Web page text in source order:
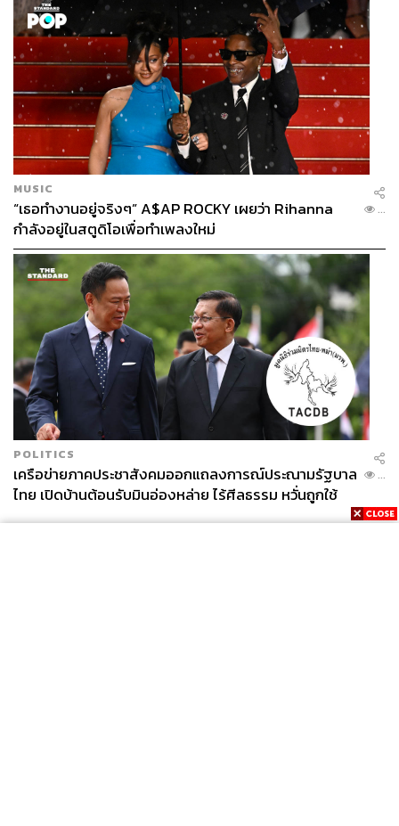
MUSIC
“เธอทำงานอยู่จริงๆ” A$AP ROCKY เผยว่า Rihanna
กำลังอยู่ในสตูดิโอเพื่อทำเพลงใหม่
...
POLITICS
เครือข่ายภาคประชาสังคมออกแถลงการณ์ประณามรัฐบาล
ไทย เปิดบ้านต้อนรับมินอ่องหล่าย ไร้ศีลธรรม หวั่นถูกใช้
เป็นเครื่องมือกดขี่ชาวเมียนมา
...